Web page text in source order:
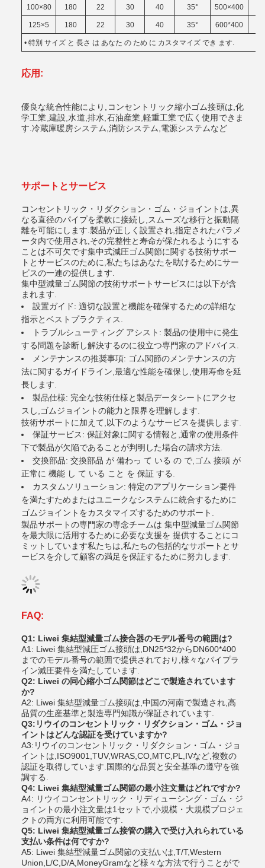
100×80 180 22 30 40 35° 500×400
125×5 180 22 30 40 35° 600*400
• 特別 サイズ と 長さ は あなた の ため に カスタマイズ でき ます.
応用:
優良な統合性能により,コンセントリック縮小ゴム接頭は,化
学工業,建設,水道,排水,石油産業,軽重工業で広く使用できま
す.冷蔵庫暖房システム,消防システム,電源システムなど
サポートとサービス
コンセントリック・リダクション・ゴム・ジョイントは,異
なる直径のパイプを柔軟に接続し,スムーズな移行と振動隔
離を可能にします.製品が正しく設置され,指定されたパラメ
ータ内で使用され,その完整性と寿命が保たれるようにする
ことは不可欠です集中式減圧ゴム関節に関する技術サポー
トとサービスのために,私たちはあなたを助けるためにサー
ビスの一連の提供します.
集中型減量ゴム関節の技術サポートサービスには以下が含
まれます.
設置ガイド: 適切な設置と機能を確保するための詳細な
指示とベストプラクティス.
トラブルシューティング アシスト: 製品の使用中に発生
する問題を診断し解決するのに役立つ専門家のアドバイス.
メンテナンスの推奨事項: ゴム関節のメンテナンスの方
法に関するガイドライン,最適な性能を確保し,使用寿命を延
長します.
製品仕様: 完全な技術仕様と製品データシートにアクセ
スし,ゴムジョイントの能力と限界を理解します.
技術サポートに加えて,以下のようなサービスを提供します.
保証サービス: 保証対象に関する情報と,通常の使用条件
下で製品が欠陥であることが判明した場合の請求方法.
交換部品: 交換部品 が 備わっ て いる の で,ゴム 接頭 が
正常に 機能 し て いる こと を 保証 する.
カスタムソリューション: 特定のアプリケーション要件
を満たすためまたはユニークなシステムに統合するために
ゴムジョイントをカスタマイズするためのサポート.
製品サポートの専門家の専念チームは 集中型減量ゴム関節
を最大限に活用するために必要な支援を 提供することにコ
ミットしています私たちは,私たちの包括的なサポートとサ
ービスを介して顧客の満足を保証するために努力します.
FAQ:
Q1: Liwei 集結型減量ゴム接合器のモデル番号の範囲は?
A1: Liwei 集結型減圧ゴム接頭は,DN25*32からDN600*400
までのモデル番号の範囲で提供されており,様々なパイプラ
イン減圧要件を満たしています.
Q2: Liwei の同心縮小ゴム関節はどこで製造されています
か?
A2: Liwei 集結型減量ゴム接頭は,中国の河南で製造され,高
品質の生産基準と製造専門知識が保証されています.
Q3:リウイのコンセントリック・リダクション・ゴム・ジョ
イントはどんな認証を受けていますか?
A3:リウイのコンセントリック・リダクション・ゴム・ジョ
イントは,ISO9001,TUV,WRAS,CO,MTC,PL,IVなど,複数の
認証を取得しています.国際的な品質と安全基準の遵守を強
調する.
Q4: Liwei 集結型減量ゴム関節の最小注文量はどれですか?
A4: リウイコンセントリック・リディューシング・ゴム・ジ
ョイントの最小注文量は1セットで,小規模・大規模プロジェ
クトの両方に利用可能です.
Q5: Liwei 集結型減量ゴム接管の購入で受け入れられている
支払い条件は何ですか?
A5: Liwei 集結型減量ゴム関節の支払いは,T/T,Western
Union,L/C,D/A,MoneyGramなど様々な方法で行うことがで